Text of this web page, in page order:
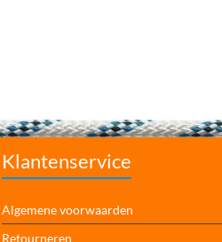
Klantenservice
Algemene voorwaarden
Retourneren